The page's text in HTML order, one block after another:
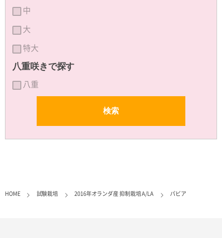
中
大
特大
八重咲きで探す
八重
HOME 試験栽培 2016年オランダ産 抑制栽培 A/LA パビア